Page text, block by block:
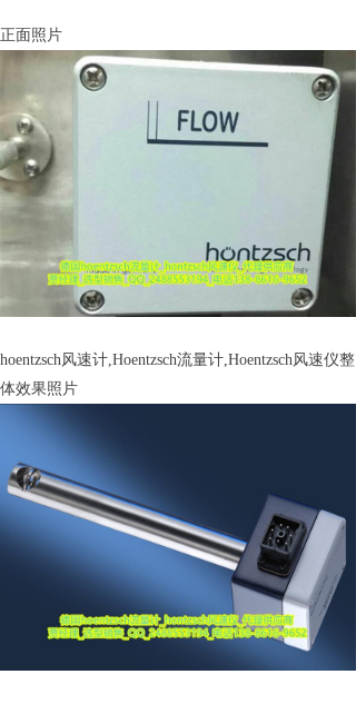
正面照片
hoentzsch风速计,Hoentzsch流量计,Hoentzsch风速仪整
体效果照片